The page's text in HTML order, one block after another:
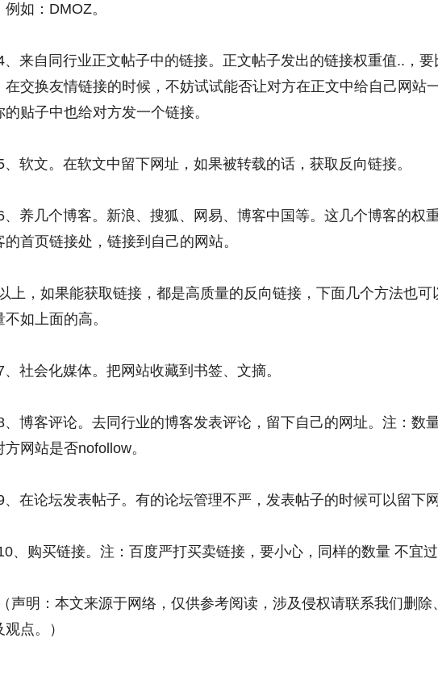
例如：DMOZ。
、来自同行业正文帖子中的链接。正文帖子发出的链接权重值..，
在交换友情链接的时候，不妨试试能否让对方在正文中给自己网站
的贴子中也给对方发一个链接。
、软文。在软文中留下网址，如果被转载的话，获取反向链接。
、养几个博客。新浪、搜狐、网易、博客中国等。这几个博客的权
的首页链接处，链接到自己的网站。
上，如果能获取链接，都是高质量的反向链接，下面几个方法也可
不如上面的高。
、社会化媒体。把网站收藏到书签、文摘。
、博客评论。去同行业的博客发表评论，留下自己的网址。注：数
方网站是否nofollow。
、在论坛发表帖子。有的论坛管理不严，发表帖子的时候可以留下网
、购买链接。注：百度严打买卖链接，要小心，同样的数量 不宜过
（声明：本文来源于网络，仅供参考阅读，涉及侵权请联系我们删
观点。）